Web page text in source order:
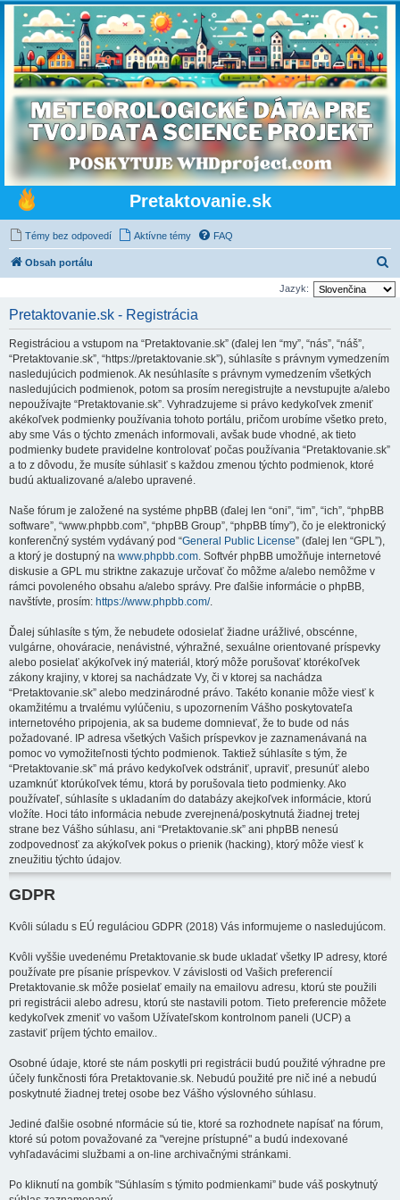
Pretaktovanie.sk
Témy bez odpovedí Aktívne témy FAQ
Obsah portálu
ľ
Jazyk:
Pretaktovanie.sk - Registrácia
Registráciou a vstupom na “Pretaktovanie.sk” (ďalej len “my”, “nás”, “náš”,
“Pretaktovanie.sk”, “https://pretaktovanie.sk”), súhlasíte s právnym vymedzením
nasledujúcich podmienok. Ak nesúhlasíte s právnym vymedzením všetkých
nasledujúcich podmienok, potom sa prosím neregistrujte a nevstupujte a/alebo
nepoužívajte “Pretaktovanie.sk”. Vyhradzujeme si právo kedykoľvek zmeniť
akékoľvek podmienky používania tohoto portálu, pričom urobíme všetko preto,
aby sme Vás o týchto zmenách informovali, avšak bude vhodné, ak tieto
podmienky budete pravidelne kontrolovať počas používania “Pretaktovanie.sk”
a to z dôvodu, že musíte súhlasiť s každou zmenou týchto podmienok, ktoré
budú aktualizované a/alebo upravené.
Naše fórum je založené na systéme phpBB (ďalej len “oni”, “im”, “ich”, “phpBB
software”, “www.phpbb.com”, “phpBB Group”, “phpBB tímy”), čo je elektronický
konferenčný systém vydávaný pod “General Public License” (ďalej len “GPL”),
a ktorý je dostupný na www.phpbb.com. Softvér phpBB umožňuje internetové
diskusie a GPL mu striktne zakazuje určovať čo môžme a/alebo nemôžme v
rámci povoleného obsahu a/alebo správy. Pre ďalšie informácie o phpBB,
navštívte, prosím: https://www.phpbb.com/.
Ďalej súhlasíte s tým, že nebudete odosielať žiadne urážlivé, obscénne,
vulgárne, ohováracie, nenávistné, výhražné, sexuálne orientované príspevky
alebo posielať akýkoľvek iný materiál, ktorý môže porušovať ktorékoľvek
zákony krajiny, v ktorej sa nachádzate Vy, či v ktorej sa nachádza
“Pretaktovanie.sk” alebo medzinárodné právo. Takéto konanie môže viesť k
okamžitému a trvalému vylúčeniu, s upozornením Vášho poskytovateľa
internetového pripojenia, ak sa budeme domnievať, že to bude od nás
požadované. IP adresa všetkých Vašich príspevkov je zaznamenávaná na
pomoc vo vymožiteľnosti týchto podmienok. Taktiež súhlasíte s tým, že
“Pretaktovanie.sk” má právo kedykoľvek odstrániť, upraviť, presunúť alebo
uzamknúť ktorúkoľvek tému, ktorá by porušovala tieto podmienky. Ako
používateľ, súhlasíte s ukladaním do databázy akejkoľvek informácie, ktorú
vložíte. Hoci táto informácia nebude zverejnená/poskytnutá žiadnej tretej
strane bez Vášho súhlasu, ani “Pretaktovanie.sk” ani phpBB nenesú
zodpovednosť za akýkoľvek pokus o prienik (hacking), ktorý môže viesť k
zneužitiu týchto údajov.
GDPR
Kvôli súladu s EÚ reguláciou GDPR (2018) Vás informujeme o nasledujúcom.
Kvôli vyššie uvedenému Pretaktovanie.sk bude ukladať všetky IP adresy, ktoré
používate pre písanie príspevkov. V závislosti od Vašich preferencií
Pretaktovanie.sk môže posielať emaily na emailovu adresu, ktorú ste použili
pri registrácii alebo adresu, ktorú ste nastavili potom. Tieto preferencie môžete
kedykoľvek zmeniť vo vašom Užívateľskom kontrolnom paneli (UCP) a
zastaviť príjem týchto emailov..
Osobné údaje, ktoré ste nám poskytli pri registrácii budú použité výhradne pre
účely funkčnosti fóra Pretaktovanie.sk. Nebudú použité pre nič iné a nebudú
poskytnuté žiadnej tretej osobe bez Vášho výslovného súhlasu.
Jediné ďalšie osobné nformácie sú tie, ktoré sa rozhodnete napísať na fórum,
ktoré sú potom považované za "verejne prístupné" a budú indexované
vyhľadavácimi službami a on-line archivačnými stránkami.
Po kliknutí na gombík "Súhlasím s týmito podmienkami” bude váš poskytnutý